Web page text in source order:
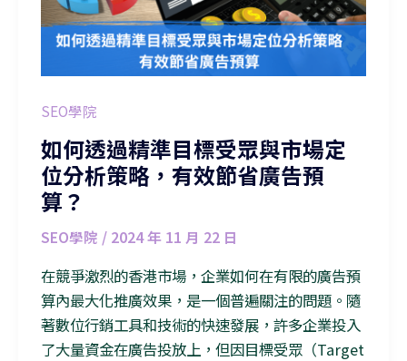
SEO學院
如何透過精準目標受眾與市場定
位分析策略，有效節省廣告預
算？
SEO學院 / 2024 年 11 月 22 日
在競爭激烈的香港市場，企業如何在有限的廣告預
算內最大化推廣效果，是一個普遍關注的問題。隨
著數位行銷工具和技術的快速發展，許多企業投入
了大量資金在廣告投放上，但因目標受眾（Target